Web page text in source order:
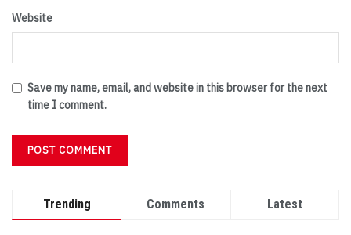
Website
Save my name, email, and website in this browser for the next
time I comment.
Trending Comments Latest